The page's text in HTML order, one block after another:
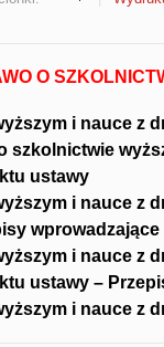
O
i nauce z
szkolnictwie
ustawy
i nauce z
wprowadzające
i nauce z
ustawy –
i nauce z